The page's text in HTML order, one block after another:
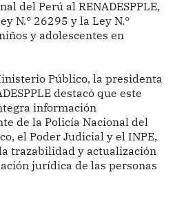
del Perú al RENADESPPLE,
N.° 26295 y la Ley N.°
y adolescentes en
Público, la presidenta
destacó que este
información
de la Policía Nacional del
el Poder Judicial y el INPE,
trazabilidad y actualización
jurídica de las personas